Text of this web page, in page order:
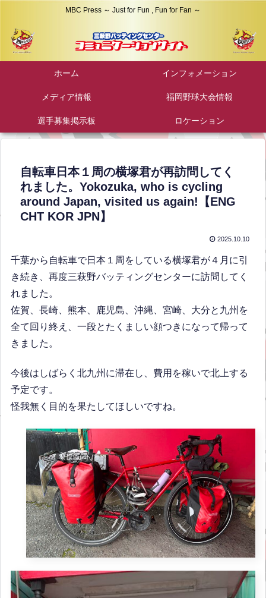
MBC Press ～ Just for Fun , Fun for Fan ～
ホーム インフォメーション
メディア情報 福岡野球大会情報
選手募集掲示板 ロケーション
自転車日本１周の横塚君が再訪問してく
れました。Yokozuka, who is cycling
around Japan, visited us again!【ENG
CHT KOR JPN】
2025.10.10
千葉から自転車で日本１周をしている横塚君が４月に引
き続き、再度三萩野バッティングセンターに訪問してく
れました。
佐賀、長崎、熊本、鹿児島、沖縄、宮崎、大分と九州を
全て回り終え、一段とたくましい顔つきになって帰って
きました。
今後はしばらく北九州に滞在し、費用を稼いで北上する
予定です。
怪我無く目的を果たしてほしいですね。